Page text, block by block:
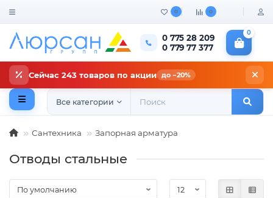
0 0
0 775 28 209
0 779 77 377
0
Сейчас 243 товаров по акции до −20%
Все категории
Сантехника Запорная арматура
Отводы стальные